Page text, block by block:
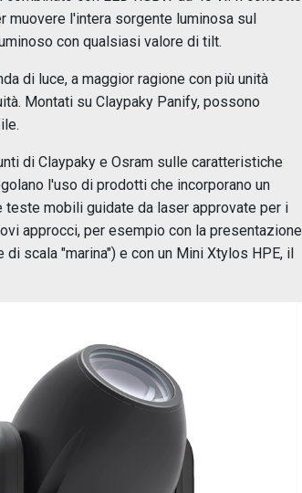
l'intera sorgente luminosa sul
con qualsiasi valore di tilt.
di luce, a maggior ragione con più unità
Montati su Claypaky Panify, possono
di Claypaky e Osram sulle caratteristiche
l'uso di prodotti che incorporano un
mobili guidate da laser approvate per i
approcci, per esempio con la presentazione
scala "marina") e con un Mini Xtylos HPE, il